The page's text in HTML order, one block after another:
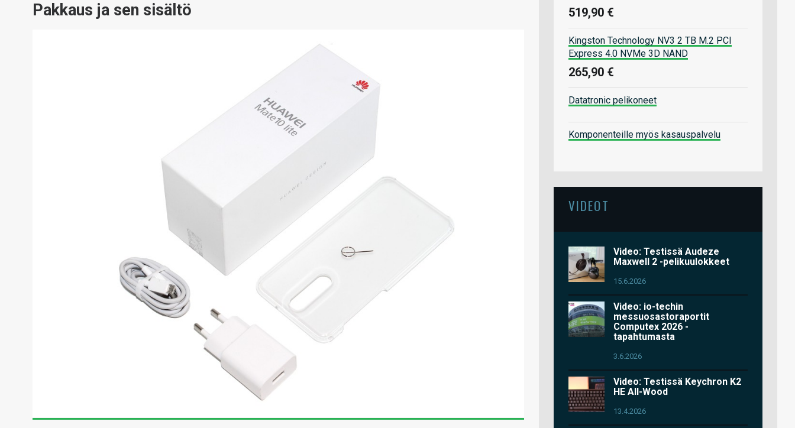
Pakkaus ja sen sisältö 519,90 €
Kingston Technology NV3 2 TB M.2 PCI
Express 4.0 NVMe 3D NAND
265,90 €
Datatronic pelikoneet
Komponenteille myös kasauspalvelu
VIDEOT
Video: Testissä Audeze
Maxwell 2 -pelikuulokkeet
15.6.2026
Video: io-techin
messuosastoraportit
Computex 2026 -
tapahtumasta
3.6.2026
Video: Testissä Keychron K2
HE All-Wood
13.4.2026